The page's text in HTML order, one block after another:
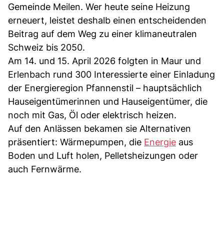
Gemeinde Meilen. Wer heute seine Heizung
erneuert, leistet deshalb einen entscheidenden
Beitrag auf dem Weg zu einer klimaneutralen
Schweiz bis 2050.
Am 14. und 15. April 2026 folgten in Maur und
Erlenbach rund 300 Interessierte einer Einladung
der Energieregion Pfannenstil – hauptsächlich
Hauseigentümerinnen und Hauseigentümer, die
noch mit Gas, Öl oder elektrisch heizen.
Auf den Anlässen bekamen sie Alternativen
präsentiert: Wärmepumpen, die Energie aus
Boden und Luft holen, Pelletsheizungen oder
auch Fernwärme.